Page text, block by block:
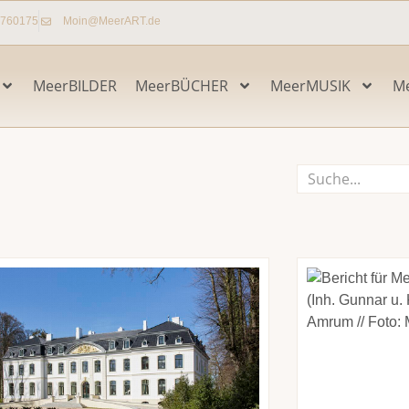
Moin@MeerART.de
MeerBILDER MeerBÜCHER MeerMUSIK
Suche
SeiteSeiteSeite